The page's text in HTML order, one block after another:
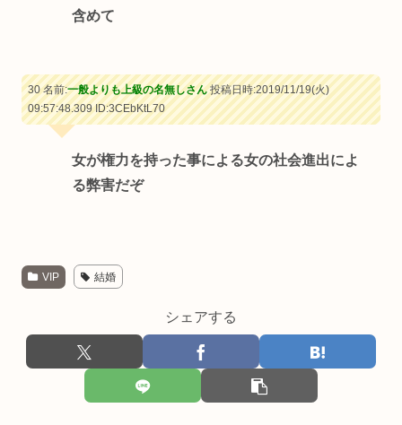
含めて
30 名前:一般よりも上級の名無しさん投稿日時:2019/11/19(火)
09:57:48.309ID:3CEbKtL70
女が権力を持った事による女の社会進出によ
る弊害だぞ
VIP 結婚
シェアする